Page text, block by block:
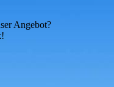
Angebot?